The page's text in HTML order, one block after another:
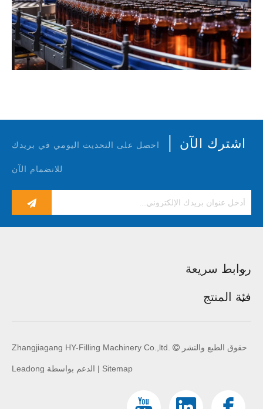
اشترك الآن | احصل على التحديث اليومي في بريدك
للانضمام الآن
روابط سريعة
فئة المنتج
حقوق الطبع والنشر 
Zhangjiagang HY-Filling Machinery Co.,ltd.
Sitemap | الدعم بواسطة Leadong